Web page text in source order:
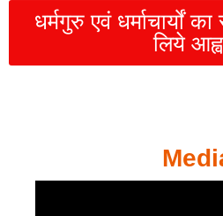
धर्मगुरु एवं धर्माचार्यों
लिये